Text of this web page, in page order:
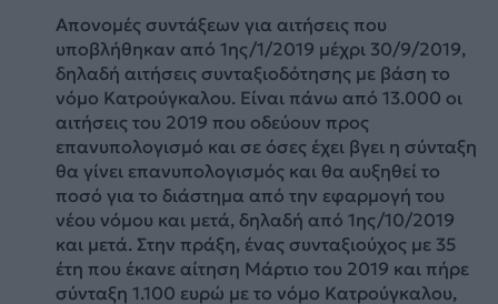
Απονομές συντάξεων για αιτήσεις που
υποβλήθηκαν από 1ης/1/2019 μέχρι 30/9/2019,
δηλαδή αιτήσεις συνταξιοδότησης με βάση το
νόμο Κατρούγκαλου. Είναι πάνω από 13.000 οι
αιτήσεις του 2019 που οδεύουν προς
επανυπολογισμό και σε όσες έχει βγει η σύνταξη
θα γίνει επανυπολογισμός και θα αυξηθεί το
ποσό για το διάστημα από την εφαρμογή του
νέου νόμου και μετά, δηλαδή από 1ης/10/2019
και μετά. Στην πράξη, ένας συνταξιούχος με 35
έτη που έκανε αίτηση Μάρτιο του 2019 και πήρε
σύνταξη 1.100 ευρώ με το νόμο Κατρούγκαλου,